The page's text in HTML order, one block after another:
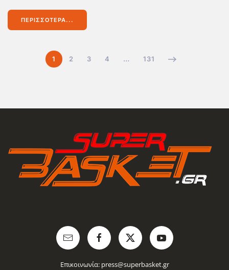
ΠΕΡΙΣΣΌΤΕΡΑ...
1 2 3 4 … 131
Επικοινωνία: press@superbasket.gr